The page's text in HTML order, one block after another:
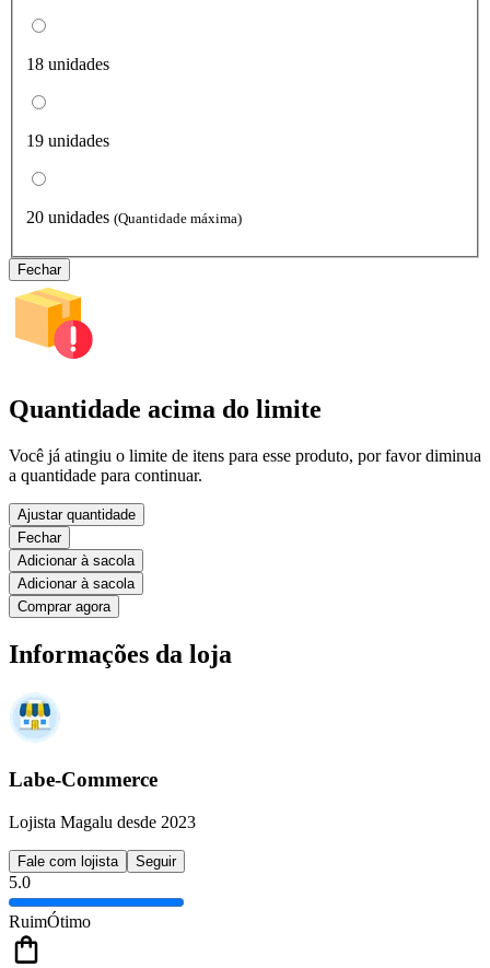
18 unidades
19 unidades
20 unidades (Quantidade máxima)
Fechar
Quantidade acima do limite
Você já atingiu o limite de itens para esse produto, por favor diminua
a quantidade para continuar.
Ajustar quantidade
Fechar
Adicionar à sacola
Adicionar à sacola
Comprar agora
Informações da loja
Labe-Commerce
Lojista Magalu desde 2023
Fale com lojista Seguir
5.0
RuimÓtimo